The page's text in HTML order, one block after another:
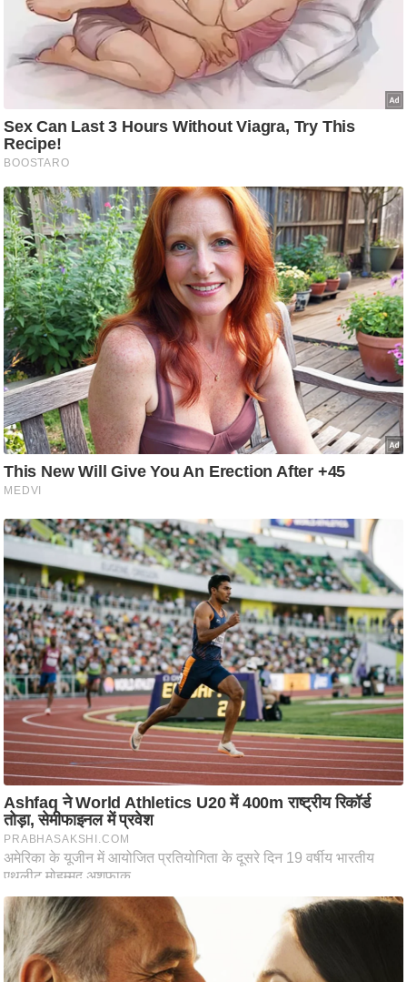
श
घ
रे
लू
नु
स्खे
प
र्य
ट
न
स्थ
ल
फि
ट
ने
स
मं
रि
ले
श
न
शि
प
रा
ज
नी
ति
वि
श्ले
ष
ण
स
म
सा
म
यि